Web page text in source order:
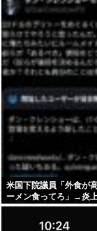
米国下院議員「外食が
ーメン食ってろ」→炎